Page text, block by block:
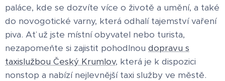
paláce, kde se dozvíte více o životě a umění, a také
do novogotické varny, která odhalí tajemství vaření
piva. Ať už jste místní obyvatel nebo turista,
nezapomeňte si zajistit pohodlnou dopravu s
taxislužbou Český Krumlov, která je k dispozici
nonstop a nabízí nejlevnější taxi služby ve městě.